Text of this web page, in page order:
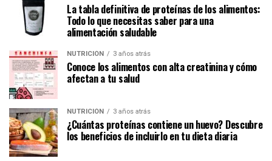
La tabla definitiva de proteínas de los alimentos:
Todo lo que necesitas saber para una
alimentación saludable
NUTRICIÓN 3 años atrás
Conoce los alimentos con alta creatinina y cómo
afectan a tu salud
NUTRICIÓN 3 años atrás
¿Cuántas proteínas contiene un huevo? Descubre
los beneficios de incluirlo en tu dieta diaria